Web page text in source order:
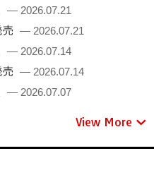
— 2026.07.21
売 — 2026.07.21
— 2026.07.14
売 — 2026.07.14
— 2026.07.07
View More